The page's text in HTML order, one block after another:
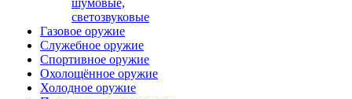
шумовые,
светозвуковые
Газовое оружие
Служебное оружие
Спортивное оружие
Охолощённое оружие
Холодное оружие